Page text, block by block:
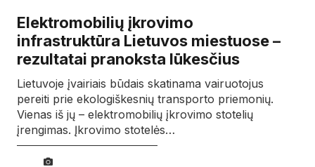
Elektromobilių įkrovimo
infrastruktūra Lietuvos miestuose –
rezultatai pranoksta lūkesčius
Lietuvoje įvairiais būdais skatinama vairuotojus
pereiti prie ekologiškesnių transporto priemonių.
Vienas iš jų – elektromobilių įkrovimo stotelių
įrengimas. Įkrovimo stotelės…